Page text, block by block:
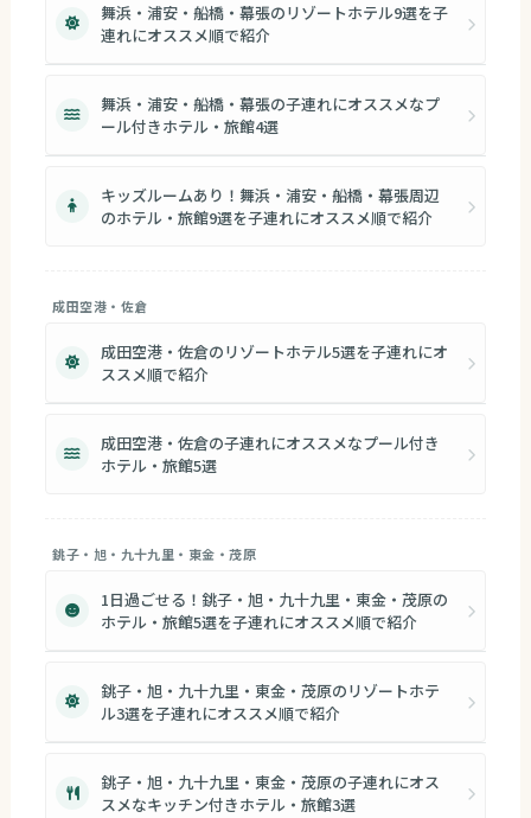
舞浜・浦安・船橋・幕張のリゾートホテル9選を子
連れにオススメ順で紹介
舞浜・浦安・船橋・幕張の子連れにオススメなプ
ール付きホテル・旅館4選
キッズルームあり！舞浜・浦安・船橋・幕張周辺
のホテル・旅館9選を子連れにオススメ順で紹介
成田空港・佐倉
成田空港・佐倉のリゾートホテル5選を子連れにオ
ススメ順で紹介
成田空港・佐倉の子連れにオススメなプール付き
ホテル・旅館5選
銚子・旭・九十九里・東金・茂原
1日過ごせる！銚子・旭・九十九里・東金・茂原の
ホテル・旅館5選を子連れにオススメ順で紹介
銚子・旭・九十九里・東金・茂原のリゾートホテ
ル3選を子連れにオススメ順で紹介
銚子・旭・九十九里・東金・茂原の子連れにオス
スメなキッチン付きホテル・旅館3選